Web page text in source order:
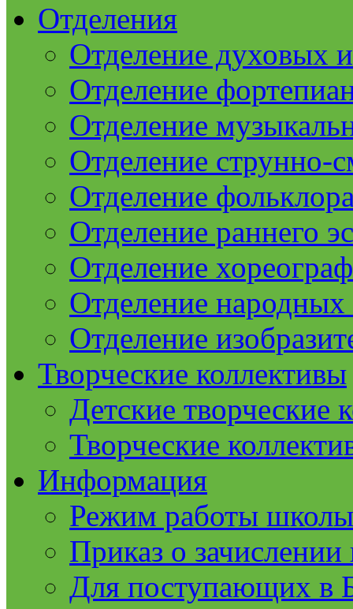
Отделения
Отделение духовых
Отделение
Отделение
Отделение струнно-
Отделение
Отделение раннего
Отделение
Отделение народных
Отделение
Творческие коллективы
Детские творческие
Творческие
Информация
Режим работы школы
Приказ о зачислении
Для поступающих